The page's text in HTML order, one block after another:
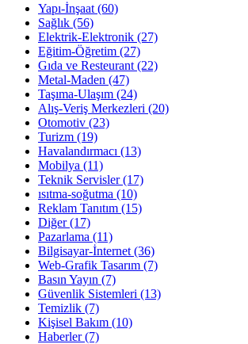
Yapı-İnşaat (60)
Sağlık (56)
Elektrik-Elektronik (27)
Eğitim-Öğretim (27)
Gıda ve Resteurant (22)
Metal-Maden (47)
Taşıma-Ulaşım (24)
Alış-Veriş Merkezleri (20)
Otomotiv (23)
Turizm (19)
Havalandırmacı (13)
Mobilya (11)
Teknik Servisler(17)
ısıtma-soğutma (10)
Reklam Tanıtım (15)
Diğer(17)
Pazarlama (11)
Bilgisayar-İnternet (36)
Web-Grafik Tasarım (7)
Basın Yayın (7)
Güvenlik Sistemleri (13)
Temizlik (7)
Kişisel Bakım (10)
Haberler(7)